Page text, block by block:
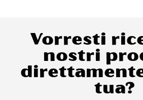
Vorresti
nostri
tua?